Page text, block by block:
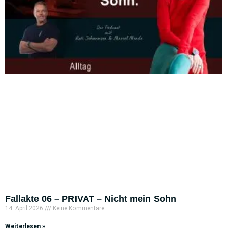
Fallakte 06 – PRIVAT – Nicht mein Sohn
14. April 2026 Keine Kommentare
Weiterlesen »